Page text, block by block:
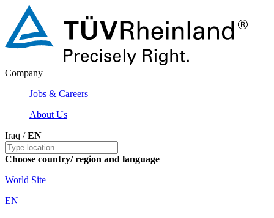
Company
Jobs & Careers
About Us
Iraq /EN
Choose country/ region and language
World Site
EN